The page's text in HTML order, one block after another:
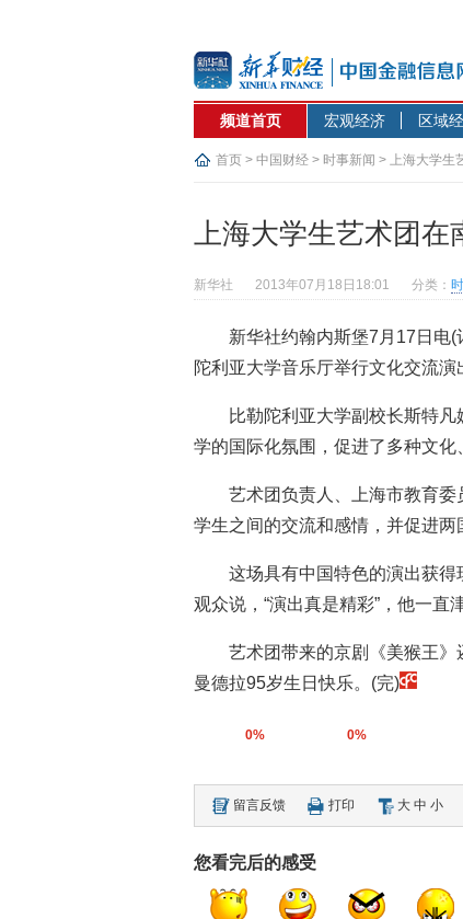
频道首页 宏观经济 区域
首页 > 中国财经 > 时事新闻 > 上海大学生
上海大学生艺术团在
新华社 2013年07月18日18:01 分类：
新华社约翰内斯堡7月17日电
陀利亚大学音乐厅举行文化交流演
比勒陀利亚大学副校长斯特
学的国际化氛围，促进了多种文化
艺术团负责人、上海市教育
学生之间的交流和感情，并促进两
这场具有中国特色的演出获
观众说，“演出真是精彩”，他一直
艺术团带来的京剧《美猴王
曼德拉95岁生日快乐。(完)
0% 0%
留言反馈 打印 大 中 小
您看完后的感受